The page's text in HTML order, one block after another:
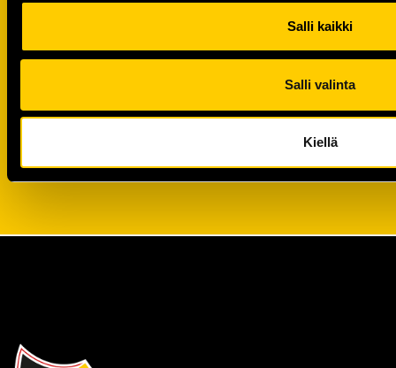
Salli kaikki
Salli valinta
Kiellä